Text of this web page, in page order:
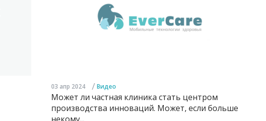
03 апр 2024 / Видео
Может ли частная клиника стать центром
производства инноваций. Может, если больше